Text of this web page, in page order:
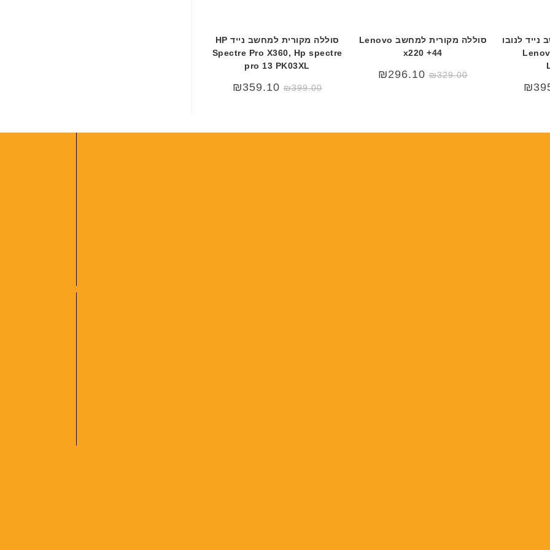
לנובו
₪
סוללה מקורית למחשב Lenovo
x220 +44
₪329.00
₪296.10
סוללה מקורית למחשב נייד HP
Spectre Pro X360, Hp spectre
pro 13 PK03XL
₪399.00
₪359.10